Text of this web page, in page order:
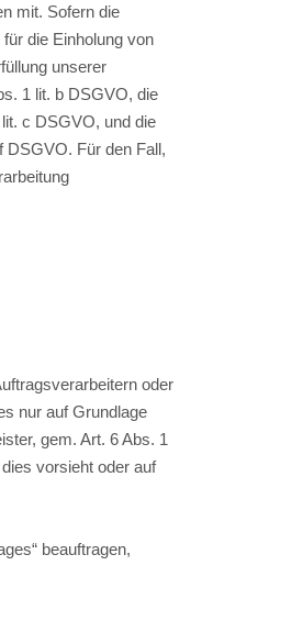
mit. Sofern die
die Einholung von
unserer
1 lit. b DSGVO, die
c DSGVO, und die
DSGVO. Für den Fall,
oder
nur auf Grundlage
gem. Art. 6 Abs. 1
vorsieht oder auf
beauftragen,